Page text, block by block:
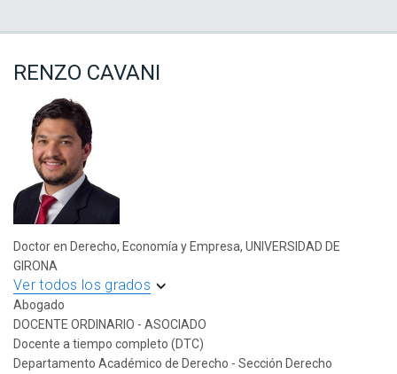
RENZO CAVANI
Doctor en Derecho, Economía y Empresa, UNIVERSIDAD DE
GIRONA
Ver todos los grados
Abogado
DOCENTE ORDINARIO - ASOCIADO
Docente a tiempo completo (DTC)
Departamento Académico de Derecho - Sección Derecho